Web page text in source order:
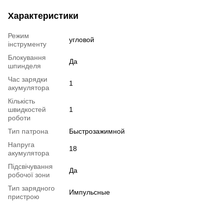
Характеристики
Режим
інструменту
угловой
Блокування
шпинделя
Да
Час зарядки
акумулятора
1
Кількість
швидкостей
роботи
1
Тип патрона
Быстрозажимной
Напруга
акумулятора
18
Підсвічування
робочої зони
Да
Тип зарядного
пристрою
Импульсные